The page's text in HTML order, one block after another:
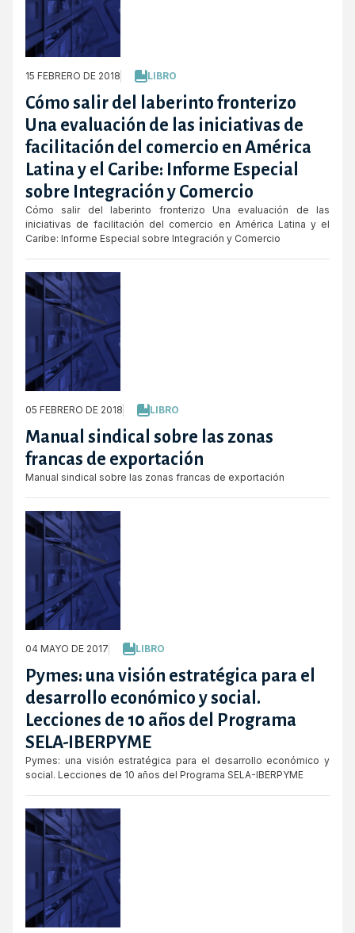
15 FEBRERO DE 2018 LIBRO
Cómo salir del laberinto fronterizo
Una evaluación de las iniciativas de
facilitación del comercio en América
Latina y el Caribe: Informe Especial
sobre Integración y Comercio
Cómo salir del laberinto fronterizo Una evaluación de las
iniciativas de facilitación del comercio en América Latina y el
Caribe: Informe Especial sobre Integración y Comercio
05 FEBRERO DE 2018 LIBRO
Manual sindical sobre las zonas
francas de exportación
Manual sindical sobre las zonas francas de exportación
04 MAYO DE 2017 LIBRO
Pymes: una visión estratégica para el
desarrollo económico y social.
Lecciones de 10 años del Programa
SELA-IBERPYME
Pymes: una visión estratégica para el desarrollo económico y
social. Lecciones de 10 años del Programa SELA-IBERPYME